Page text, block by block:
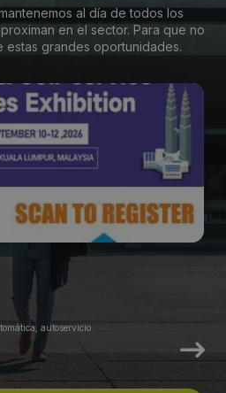
al día de todos los
en el sector. Para que no
estas grandes oportunidades.
autoservicio